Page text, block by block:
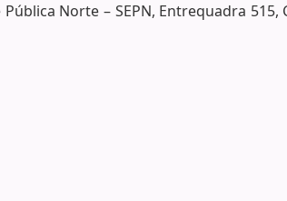
Norte – SEPN, Entrequadra 515,